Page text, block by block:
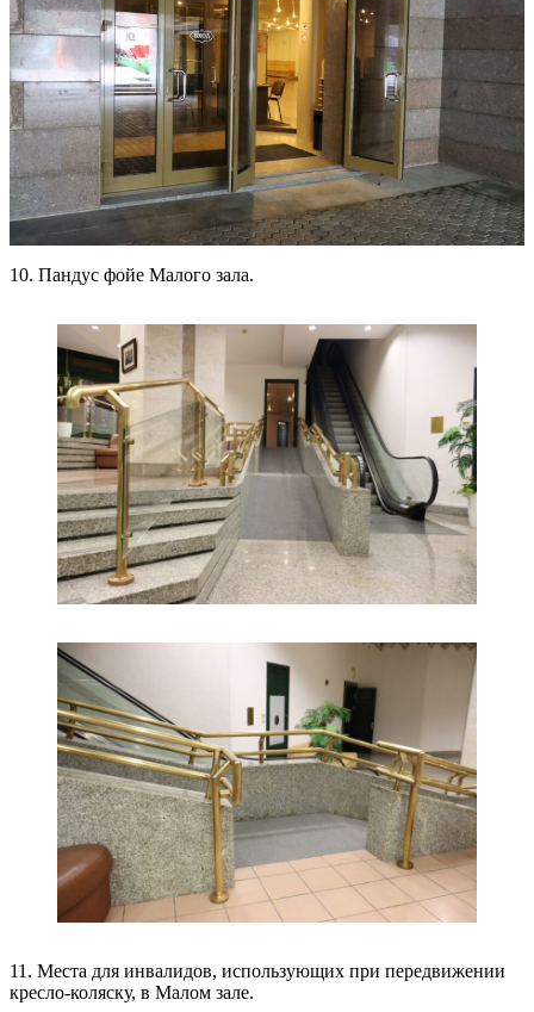
10. Пандус фойе Малого зала.
11. Места для инвалидов, использующих при передвижении
кресло-коляску, в Малом зале.